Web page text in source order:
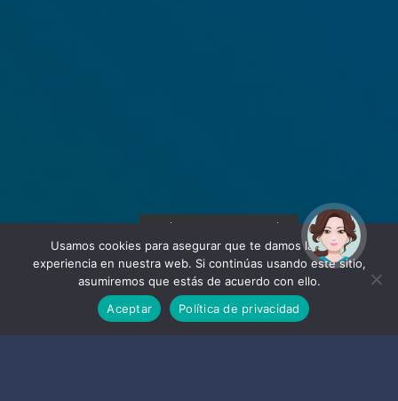
Usamos cookies para asegurar que te damos la mejor
experiencia en nuestra web. Si continúas usando este sitio,
asumiremos que estás de acuerdo con ello.
Aceptar
Política de privacidad
¡Hola! Soy Noy. ¿Puedo
ayudarte?